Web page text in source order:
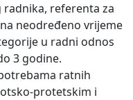
radnika, referenta za
neodređeno vrijeme
u radni odnos
3 godine.
ratnih
protetskim i